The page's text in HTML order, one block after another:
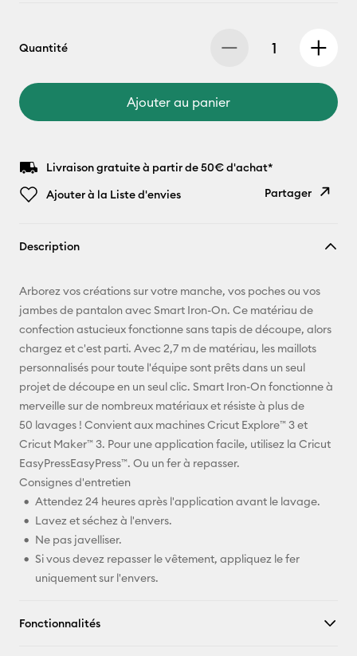
Quantité
Ajouter au panier
Livraison gratuite à partir de 50€ d'achat*
Ajouter à la Liste d'envies
Partager
E-mail
Pinterest
Facebook
X
Description
Arborez vos créations sur votre manche, vos poches ou vos
jambes de pantalon avec Smart Iron-On. Ce matériau de
confection astucieux fonctionne sans tapis de découpe, alors
chargez et c'est parti. Avec 2,7 m de matériau, les maillots
personnalisés pour toute l'équipe sont prêts dans un seul
projet de découpe en un seul clic. Smart Iron-On fonctionne à
merveille sur de nombreux matériaux et résiste à plus de
50 lavages ! Convient aux machines Cricut Explore™ 3 et
Cricut Maker™ 3. Pour une application facile, utilisez la Cricut
EasyPressEasyPress™. Ou un fer à repasser.
Consignes d'entretien
Attendez 24 heures après l'application avant le lavage.
Lavez et séchez à l'envers.
Ne pas javelliser.
Si vous devez repasser le vêtement, appliquez le fer
uniquement sur l'envers.
Fonctionnalités